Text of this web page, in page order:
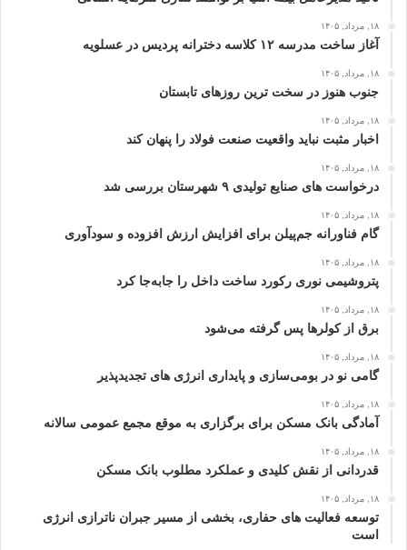
۱۸, مرداد, ۱۴۰۵
آغاز ساخت مدرسه ۱۲ کلاسه دخترانه پردیس در عسلویه
۱۸, مرداد, ۱۴۰۵
جنوب هنوز در سخت‌ ترین روزهای تابستان
۱۸, مرداد, ۱۴۰۵
اخبار مثبت نباید واقعیت صنعت فولاد را پنهان کند
۱۸, مرداد, ۱۴۰۵
درخواست‌ های صنایع تولیدی ۹ شهرستان بررسی شد
۱۸, مرداد, ۱۴۰۵
گام فناورانه جم‌پیلن برای افزایش ارزش افزوده و سودآوری
۱۸, مرداد, ۱۴۰۵
پتروشیمی نوری رکورد ساخت داخل را جابه‌جا کرد
۱۸, مرداد, ۱۴۰۵
برق از کولرها پس گرفته می‌شود
۱۸, مرداد, ۱۴۰۵
گامی نو در بومی‌سازی و پایداری انرژی‌ های تجدیدپذیر
۱۸, مرداد, ۱۴۰۵
آمادگی بانک مسکن برای برگزاری به موقع مجمع عمومی سالانه
۱۸, مرداد, ۱۴۰۵
قدردانی از نقش کلیدی و عملکرد مطلوب بانک مسکن
۱۸, مرداد, ۱۴۰۵
توسعه فعالیت‌ های حفاری، بخشی از مسیر جبران ناترازی انرژی
است